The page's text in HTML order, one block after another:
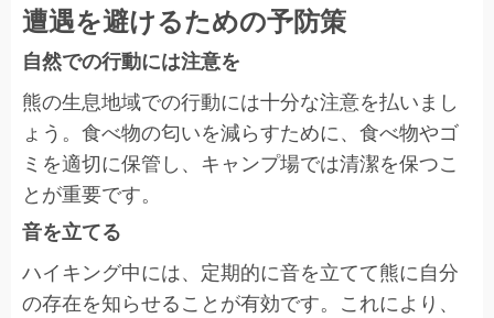
遭遇を避けるための予防策
自然での行動には注意を
熊の生息地域での行動には十分な注意を払いまし
ょう。食べ物の匂いを減らすために、食べ物やゴ
ミを適切に保管し、キャンプ場では清潔を保つこ
とが重要です。
音を立てる
ハイキング中には、定期的に音を立てて熊に自分
の存在を知らせることが有効です。これにより、